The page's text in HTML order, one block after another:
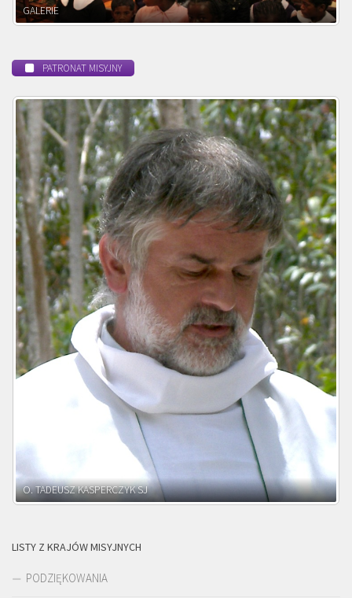
POWOŁANIE MISYJNE
PATRONAT MISYJNY
O. ADNRZEJ LEŚNIARA SJ
LISTY Z KRAJÓW MISYJNYCH
PODZIĘKOWANIA